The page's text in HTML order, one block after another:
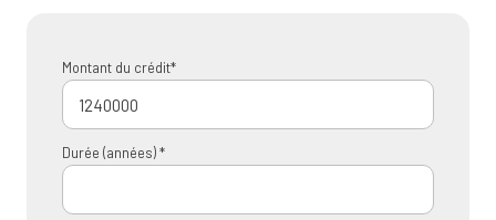
Montant du crédit*
Durée (années) *